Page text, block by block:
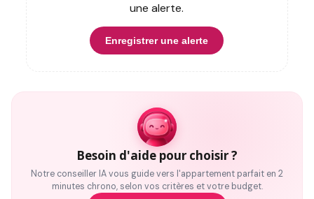
une alerte.
Enregistrer une alerte
Besoin d'aide pour choisir ?
Notre conseiller IA vous guide vers l'appartement parfait en 2
minutes chrono, selon vos critères et votre budget.